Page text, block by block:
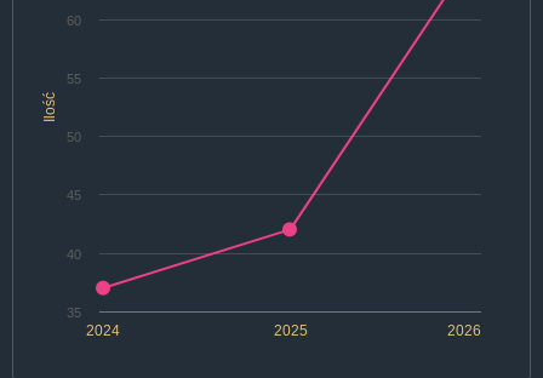
Ilość
2024 2025 2026
35
40
45
50
55
60